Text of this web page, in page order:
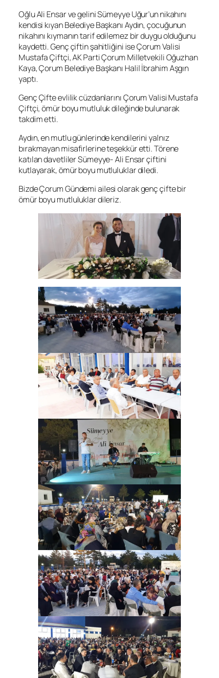
Oğlu Ali Ensar ve gelini Sümeyye Uğur’un nikahını
kendisi kıyan Belediye Başkanı Aydın, çocuğunun
nikahını kıymanın tarif edilemez bir duygu olduğunu
kaydetti. Genç çiftin şahitliğini ise Çorum Valisi
Mustafa Çiftçi, AK Parti Çorum Milletvekili Oğuzhan
Kaya, Çorum Belediye Başkanı Halil İbrahim Aşgın
yaptı.
Genç Çifte evlilik cüzdanlarını Çorum Valisi Mustafa
Çiftçi, ömür boyu mutluluk dileğinde bulunarak
takdim etti.
Aydın, en mutlu günlerinde kendilerini yalnız
bırakmayan misafirlerine teşekkür etti. Törene
katılan davetliler Sümeyye- Ali Ensar çiftini
kutlayarak, ömür boyu mutluluklar diledi.
Bizde Çorum Gündemi ailesi olarak genç çifte bir
ömür boyu mutluluklar dileriz.